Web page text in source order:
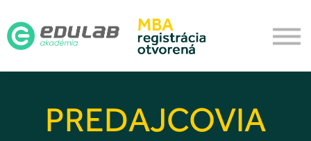
Aktualizačné
O akadémii
Prihlásenie
PREDAJCOVIA